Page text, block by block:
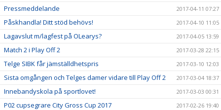
Pressmeddelande 2017-04-11 07:27
Påskhandla! Ditt stöd behövs! 2017-04-10 11:05
Lagavslut m/lagfest på OLearys? 2017-04-05 13:59
Match 2 i Play Off 2 2017-03-28 22:15
Telge SIBK får jämställdhetspris 2017-03-10 12:03
Sista omgången och Telges damer vidare till Play Off 2 2017-03-04 18:37
Innebandyskola på sportlovet! 2017-03-03 00:31
P02 cupsegrare City Gross Cup 2017 2017-02-26 19:40